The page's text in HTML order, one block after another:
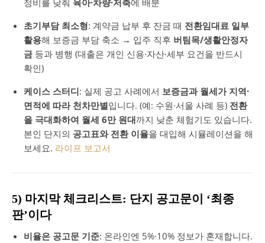
초기부담 최소형: 계약금 납부 후 잔금 때 전환임대료 일부
활용해 보증금 부담 축소 → 입주 직후 버팀목/생활안정자
금 등과 병행 (대출은 개인 신용·자산·세부 요건을 반드시
확인)
케이스 스터디: 실제 공고 사례에서 보증금과 월세가 지역·
면적에 따라 천차만별입니다. (예: 수원·서울 사례 등) 전환
을 극대화하여 월세 6만 원대까지 낮춘 체험기도 있습니다.
본인 단지의 공고표와 전환 이율을 대입해 시뮬레이션을 해
보세요. 라이프 보고서
5) 마지막 체크리스트: 단지 공고문이 ‘최종
판’이다
비율은 공고문 기준: 온라인엔 5%·10% 정보가 혼재합니다.